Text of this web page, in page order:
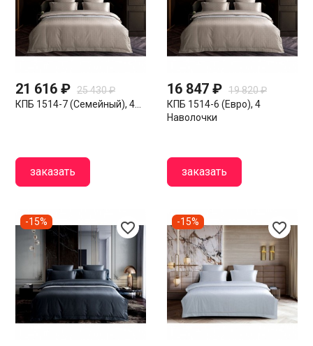
21 616 ₽ 25 430 ₽
КПБ 1514-7 (семейный), 4...
заказать
16 847 ₽ 19 820 ₽
КПБ 1514-6 (евро), 4
Наволочки
заказать
favorite_border
-15% favorite_border
-15%